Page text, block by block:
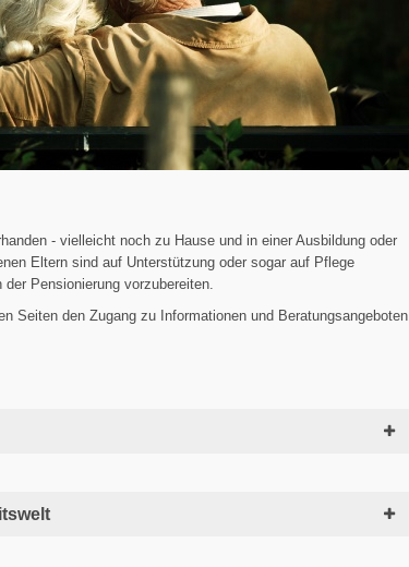
- vielleicht noch zu Hause und in einer Ausbildung oder
Eltern sind auf Unterstützung oder sogar auf Pflege
Pensionierung vorzubereiten.
Seiten den Zugang zu Informationen und Beratungsangeboten